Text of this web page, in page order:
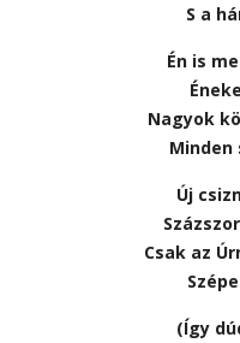
S a
Én is
Nagyok
Minden
Új
Csak az
(Így